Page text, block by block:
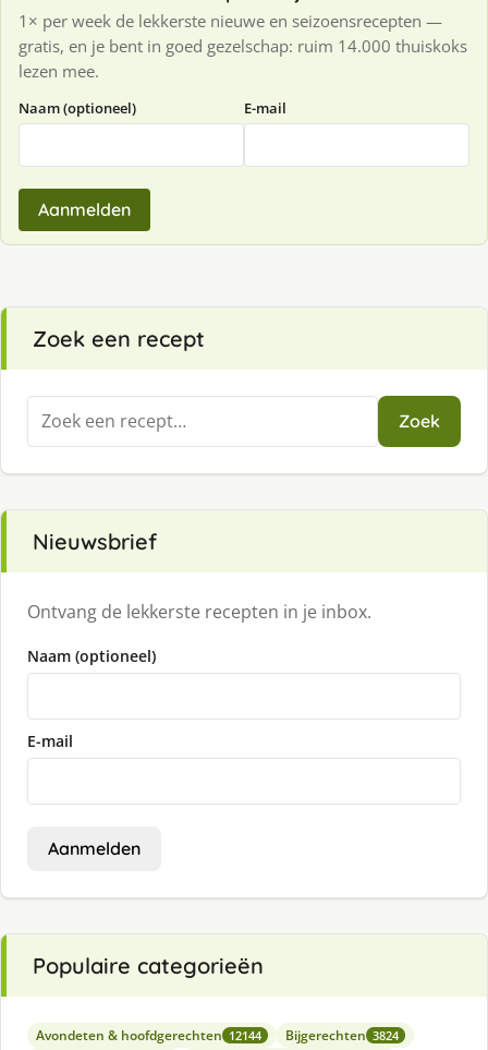
1× per week de lekkerste nieuwe en seizoensrecepten —
gratis, en je bent in goed gezelschap: ruim 14.000 thuiskoks
lezen mee.
Naam (optioneel) E-mail
Aanmelden
Zoek een recept
Zoeken
naar:
Zoek
Nieuwsbrief
Ontvang de lekkerste recepten in je inbox.
Naam (optioneel)
E-mail
Aanmelden
Populaire categorieën
Avondeten & hoofdgerechten 12144 Bijgerechten 3824